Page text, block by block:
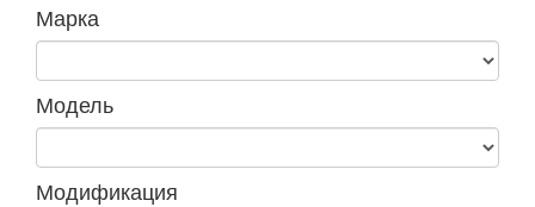
Марка
Модель
Модификация